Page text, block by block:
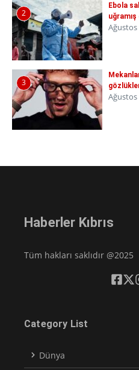
2
Ebola
Ağustos
3
Ağustos
Haberler Kıbrıs
Tüm hakları saklıdır @2025
Category List
Dünya